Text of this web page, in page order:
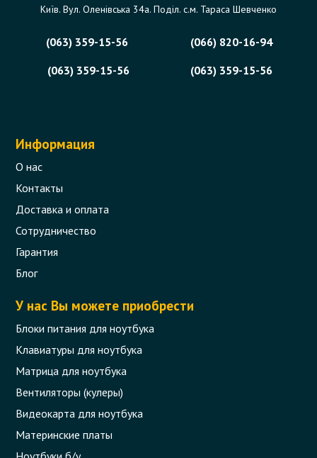
Київ. Вул. Оленівська 34а. Поділ. с.м. Тараса Шевченко
(063) 359-15-56
(066) 820-16-94
(063) 359-15-56
(063) 359-15-56
Информация
О нас
Контакты
Доставка и оплата
Сотрудничество
Гарантия
Блог
У нас Вы можете приобрести
Блоки питания для ноутбука
Клавиатуры для ноутбука
Матрица для ноутбука
Вентиляторы (кулеры)
Видеокарта для ноутбука
Материнские платы